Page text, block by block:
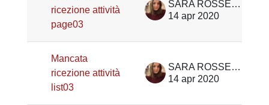
ricezione attività
page03
SARA ROSSETTO
14 apr 2020
Mancata
ricezione attività
list03
SARA ROSSETTO
14 apr 2020